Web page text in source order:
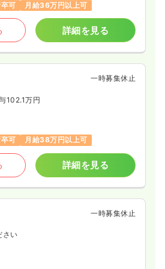
可 月給36万円以上可
詳細を見る
一時募集休止
102.1万円
可 月給38万円以上可
詳細を見る
一時募集休止
さい